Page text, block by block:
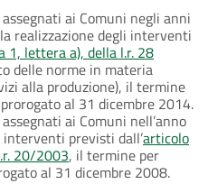
ai Comuni negli anni
realizzazione degli interventi
1, lettera a), della l.r. 28
delle norme in materia
alla produzione), il termine
al 31 dicembre 2014.
ai Comuni nell’anno
previsti dall’articolo
20/2003, il termine per
al 31 dicembre 2008.